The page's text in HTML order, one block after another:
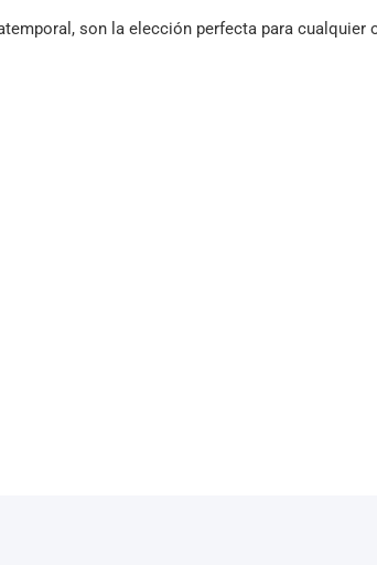
son la elección perfecta para cualquier